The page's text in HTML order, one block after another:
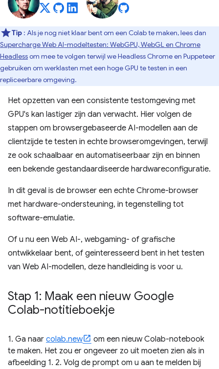
Tip : Als je nog niet klaar bent om een ​​Colab te maken, lees dan
Supercharge Web AI-modeltesten: WebGPU, WebGL en Chrome
Headlessom mee te volgen terwijl we Headless Chrome en Puppeteer
gebruiken om werklasten met een hoge GPU te testen in een
repliceerbare omgeving.
Het opzetten van een consistente testomgeving met
GPU's kan lastiger zijn dan verwacht. Hier volgen de
stappen om browsergebaseerde AI-modellen aan de
clientzijde te testen in echte browseromgevingen, terwijl
ze ook schaalbaar en automatiseerbaar zijn en binnen
een bekende gestandaardiseerde hardwareconfiguratie.
In dit geval is de browser een echte Chrome-browser
met hardware-ondersteuning, in tegenstelling tot
software-emulatie.
Of u nu een Web AI-, webgaming- of grafische
ontwikkelaar bent, of geïnteresseerd bent in het testen
van Web AI-modellen, deze handleiding is voor u.
Stap 1: Maak een nieuw Google
Colab-notitieboekje
1. Ga naar colab.new
om een ​​nieuw Colab-notebook
te maken. Het zou er ongeveer zo uit moeten zien als in
afbeelding 1. 2. Volg de prompt om u aan te melden bij